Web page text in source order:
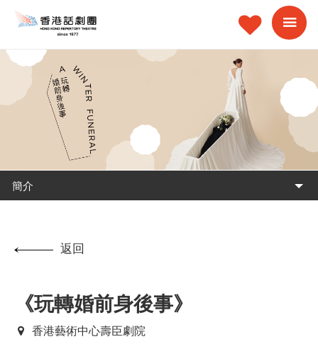
簡介
返回
《玩轉婚前身後事》
香港藝術中心壽臣劇院